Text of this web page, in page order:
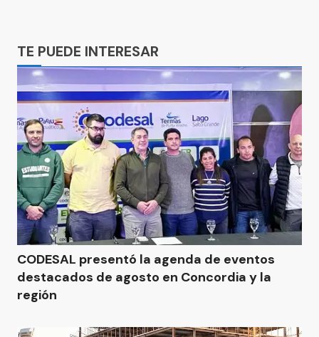
TE PUEDE INTERESAR
CODESAL presentó la agenda de eventos
destacados de agosto en Concordia y la
región